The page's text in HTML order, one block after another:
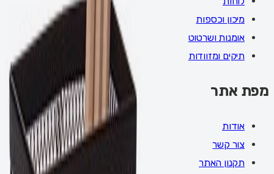
מיכון וכספות
אומנות ושרטוט
תיקים ומזוודות
מפת אתר
אודות
צור קשר
תקנון האתר